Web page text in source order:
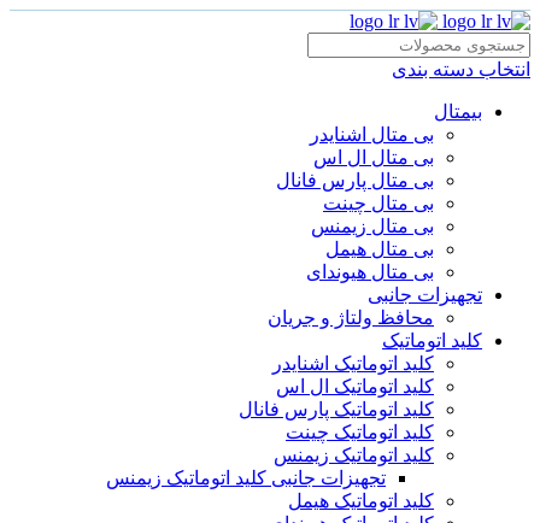
انتخاب دسته بندی
بیمتال
بی متال اشنایدر
بی متال ال اس
بی متال پارس فانال
بی متال چینت
بی متال زیمنس
بی متال هیمل
بی متال هیوندای
تجهیزات جانبی
محافظ ولتاژ و‌ جریان
کلید اتوماتیک
کلید اتوماتیک اشنایدر
کلید اتوماتیک ال اس
کلید اتوماتیک پارس فانال
کلید اتوماتیک چینت
کلید اتوماتیک زیمنس
تجهیزات جانبی کلید اتوماتیک زیمنس
کلید اتوماتیک هیمل